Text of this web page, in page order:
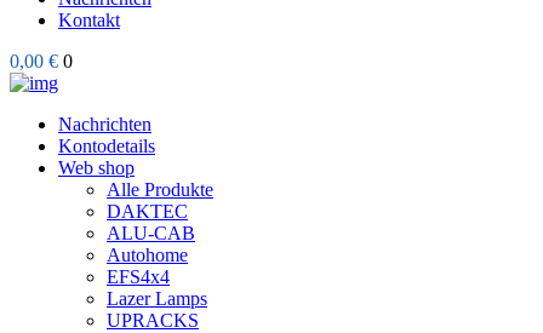
Kontakt
0,00 € 0
Nachrichten
Kontodetails
Web shop
Alle Produkte
DAKTEC
ALU-CAB
Autohome
EFS4x4
Lazer Lamps
UPRACKS